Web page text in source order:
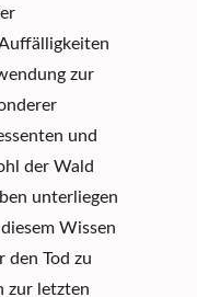
zur
und
der Wald
unterliegen
Wissen
den Tod zu
zur letzten